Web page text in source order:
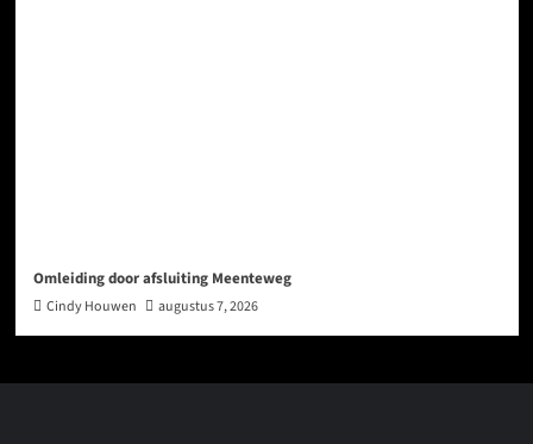
Omleiding door afsluiting Meenteweg
Cindy Houwen augustus 7, 2026